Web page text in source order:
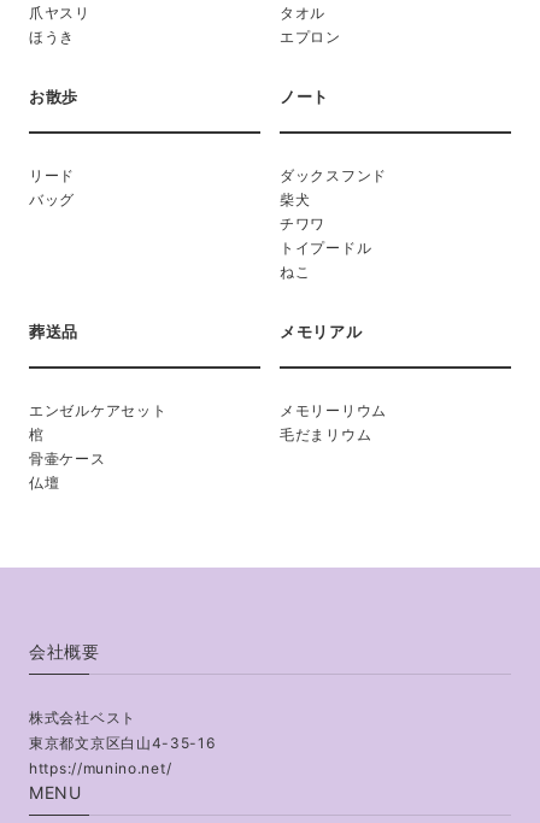
爪ヤスリ
ほうき
タオル
エプロン
お散歩
リード
バッグ
ノート
ダックスフンド
柴犬
チワワ
トイプードル
ねこ
葬送品
エンゼルケアセット
棺
骨壷ケース
仏壇
メモリアル
メモリーリウム
毛だまリウム
会社概要
株式会社ベスト
東京都文京区白山4-35-16
https://munino.net/
MENU